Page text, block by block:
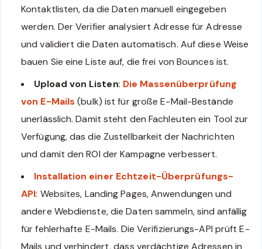
Kontaktlisten, da die Daten manuell eingegeben
werden. Der Verifier analysiert Adresse für Adresse
und validiert die Daten automatisch. Auf diese Weise
bauen Sie eine Liste auf, die frei von Bounces ist.
Upload von Listen: Die Massenüberprüfung
von E-Mails (bulk) ist für große E-Mail-Bestände
unerlässlich. Damit steht den Fachleuten ein Tool zur
Verfügung, das die Zustellbarkeit der Nachrichten
und damit den ROI der Kampagne verbessert.
Installation einer Echtzeit-Überprüfungs-
API: Websites, Landing Pages, Anwendungen und
andere Webdienste, die Daten sammeln, sind anfällig
für fehlerhafte E-Mails. Die Verifizierungs-API prüft E-